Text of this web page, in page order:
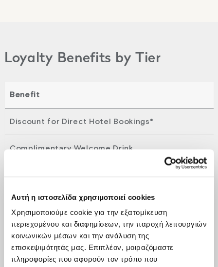
Αυτή η ιστοσελίδα χρησιμοποιεί cookies
Χρησιμοποιούμε cookie για την εξατομίκευση
περιεχομένου και διαφημίσεων, την παροχή λειτουργιών
κοινωνικών μέσων και την ανάλυση της
επισκεψιμότητάς μας. Επιπλέον, μοιραζόμαστε
πληροφορίες που αφορούν τον τρόπο που
Loyalty Benefits by Tier
Benefit
Discount for Direct Hotel Bookings*
Complimentary Welcome Drink
Personalized Concierge Service
Early Check-In (upon request & availability)
Late Check-Out (upon request & availability)
Priority/Private Check-In (Guest Relation)